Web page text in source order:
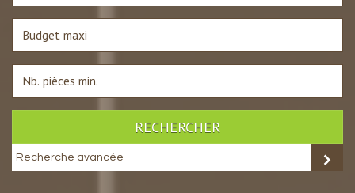
RECHERCHER
Recherche avancée